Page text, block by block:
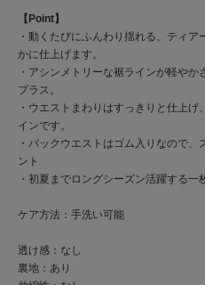
【Point】
・動くたびにふんわり揺れる、ティ
かに仕上げます。
・アシンメトリーな裾ラインが軽や
プラス。
・ウエストまわりはすっきりと仕上
インです。
・バックウエストはゴム入りなので
ント
・初夏までロングシーズン活躍する一
ケア方法：手洗い可能
透け感：なし
裏地：あり